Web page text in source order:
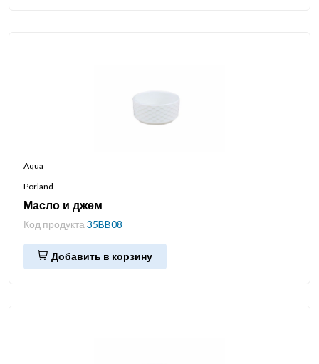
Aqua
Porland
Масло и джем
Код продукта 35BB08
Добавить в корзину